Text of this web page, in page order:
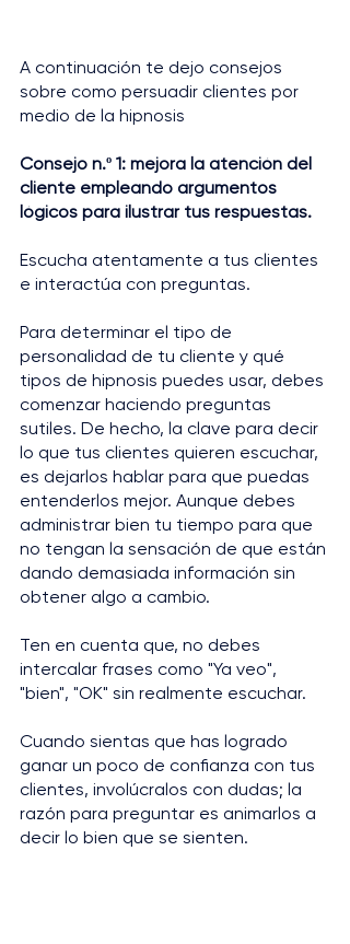
A continuación te dejo consejos
sobre como persuadir clientes por
medio de la hipnosis
Consejo n.º 1: mejora la atención del
cliente empleando argumentos
lógicos para ilustrar tus respuestas.
Escucha atentamente a tus clientes
e interactúa con preguntas.
Para determinar el tipo de
personalidad de tu cliente y qué
tipos de hipnosis puedes usar, debes
comenzar haciendo preguntas
sutiles. De hecho, la clave para decir
lo que tus clientes quieren escuchar,
es dejarlos hablar para que puedas
entenderlos mejor. Aunque debes
administrar bien tu tiempo para que
no tengan la sensación de que están
dando demasiada información sin
obtener algo a cambio.
Ten en cuenta que, no debes
intercalar frases como "Ya veo",
"bien", "OK" sin realmente escuchar.
Cuando sientas que has logrado
ganar un poco de confianza con tus
clientes, involúcralos con dudas; la
razón para preguntar es animarlos a
decir lo bien que se sienten.